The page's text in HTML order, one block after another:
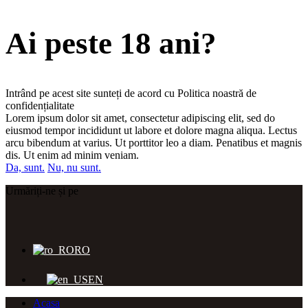
Ai peste 18 ani?
Intrând pe acest site sunteți de acord cu Politica noastră de
confidențialitate
Lorem ipsum dolor sit amet, consectetur adipiscing elit, sed do
eiusmod tempor incididunt ut labore et dolore magna aliqua. Lectus
arcu bibendum at varius. Ut porttitor leo a diam. Penatibus et magnis
dis. Ut enim ad minim veniam.
Da, sunt. Nu, nu sunt.
Urmăriți-ne și pe
RO
EN
Acasa